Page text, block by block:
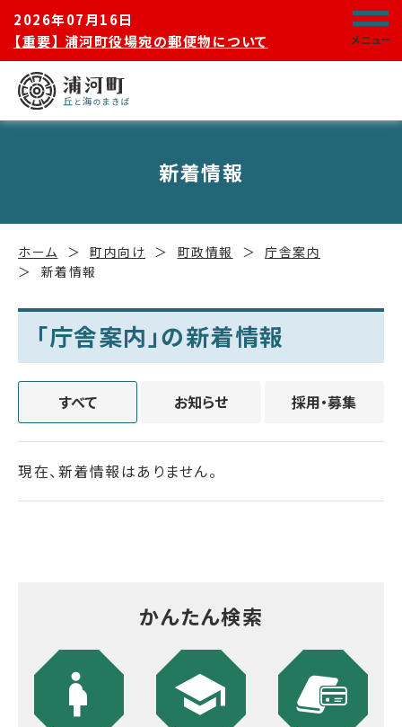
2026年07月16日
【重要】 浦河町役場宛の郵便物について
メニュー
新着情報
ホーム 町内向け 町政情報
庁舎案内
新着情報
「庁舎案内」の新着情報
すべて お知らせ 採用・募集
現在、新着情報はありません。
かんたん検索